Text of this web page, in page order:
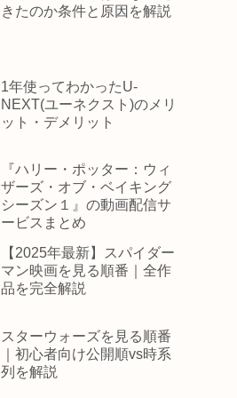
きたのか条件と原因を解説
1年使ってわかったU-
NEXT(ユーネクスト)のメリ
ット・デメリット
『ハリー・ポッター：ウィ
ザーズ・オブ・ベイキング
シーズン１』の動画配信サ
ービスまとめ
【2025年最新】スパイダー
マン映画を見る順番｜全作
品を完全解説
スターウォーズを見る順番
｜初心者向け公開順vs時系
列を解説